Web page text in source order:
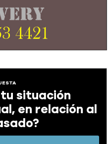
situación
en relación al